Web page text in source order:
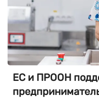
ЕС и ПРООН